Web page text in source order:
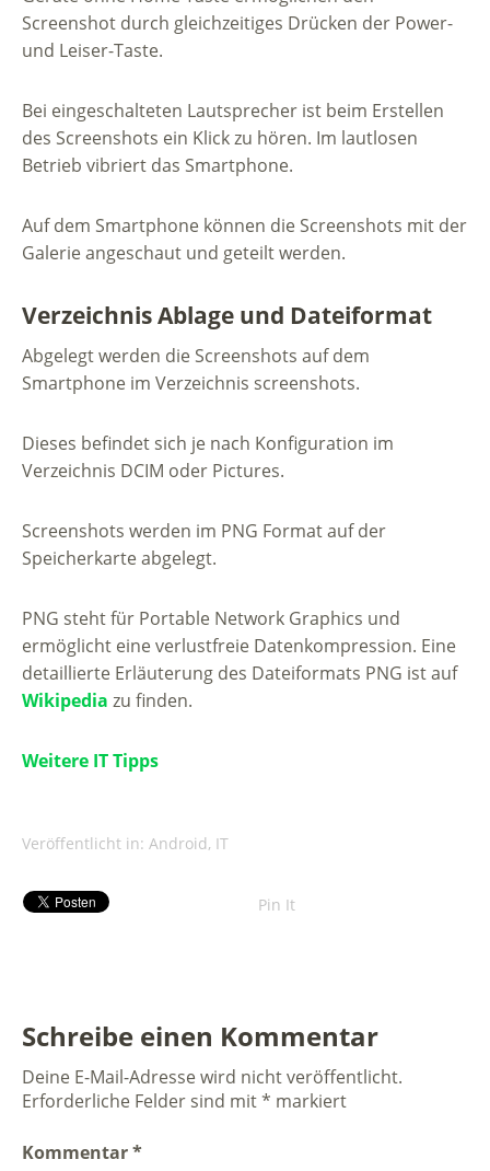
Screenshot durch gleichzeitiges Drücken der Power-
und Leiser-Taste.
Bei eingeschalteten Lautsprecher ist beim Erstellen
des Screenshots ein Klick zu hören. Im lautlosen
Betrieb vibriert das Smartphone.
Auf dem Smartphone können die Screenshots mit der
Galerie angeschaut und geteilt werden.
Verzeichnis Ablage und Dateiformat
Abgelegt werden die Screenshots auf dem
Smartphone im Verzeichnis screenshots.
Dieses befindet sich je nach Konfiguration im
Verzeichnis DCIM oder Pictures.
Screenshots werden im PNG Format auf der
Speicherkarte abgelegt.
PNG steht für Portable Network Graphics und
ermöglicht eine verlustfreie Datenkompression. Eine
detaillierte Erläuterung des Dateiformats PNG ist auf
Wikipedia zu finden.
Weitere IT Tipps
Veröffentlicht in: Android, IT
Pin It
Schreibe einen Kommentar
Deine E-Mail-Adresse wird nicht veröffentlicht.
Erforderliche Felder sind mit* markiert
Kommentar*